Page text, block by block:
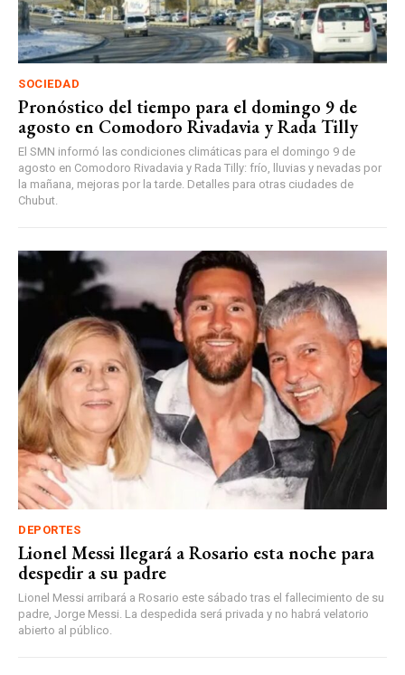
SOCIEDAD
Pronóstico del tiempo para el domingo 9 de
agosto en Comodoro Rivadavia y Rada Tilly
El SMN informó las condiciones climáticas para el domingo 9 de
agosto en Comodoro Rivadavia y Rada Tilly: frío, lluvias y nevadas por
la mañana, mejoras por la tarde. Detalles para otras ciudades de
Chubut.
DEPORTES
Lionel Messi llegará a Rosario esta noche para
despedir a su padre
Lionel Messi arribará a Rosario este sábado tras el fallecimiento de su
padre, Jorge Messi. La despedida será privada y no habrá velatorio
abierto al público.